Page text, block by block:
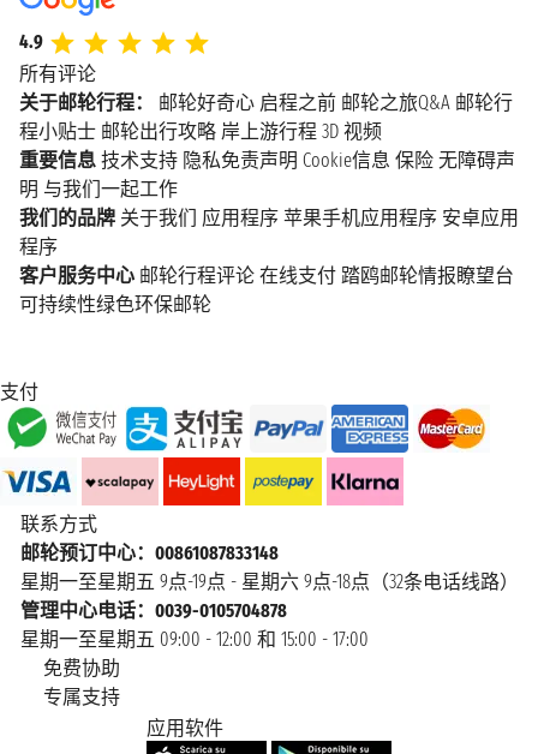
4.9
所有评论
关于邮轮行程：
邮轮好奇心 启程之前 邮轮之旅Q&A 邮轮行
程小贴士 邮轮出行攻略 岸上游行程 3D 视频
重要信息 技术支持 隐私免责声明 Cookie信息 保险 无障碍声
明 与我们一起工作
我们的品牌 关于我们 应用程序 苹果手机应用程序 安卓应用
程序
客户服务中心 邮轮行程评论 在线支付 踏鸥邮轮情报瞭望台
可持续性绿色环保邮轮
支付
联系方式
邮轮预订中心：00861087833148
星期一至星期五 9点-19点 - 星期六 9点-18点（32条电话线路）
管理中心电话：0039-0105704878
星期一至星期五 09:00 - 12:00 和 15:00 - 17:00
免费协助
专属支持
应用软件